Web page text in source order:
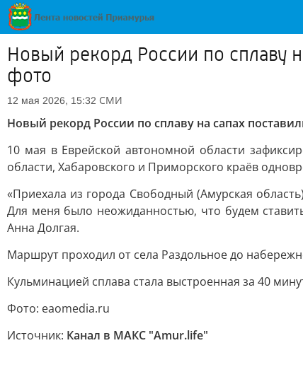
Новый рекорд России по сплаву
фото
12 мая 2026, 15:32 СМИ
Новый рекорд России по сплаву на сапах
10 мая в Еврейской автономной области
области, Хабаровского и Приморского краёв
«Приехала из города Свободный (Амурская
Для меня было неожиданностью, что будем
Анна Долгая.
Маршрут проходил от села Раздольное до
Кульминацией сплава стала выстроенная за 40
Фото: eaomedia.ru
Источник: Канал в МАКС "Аmur.life"